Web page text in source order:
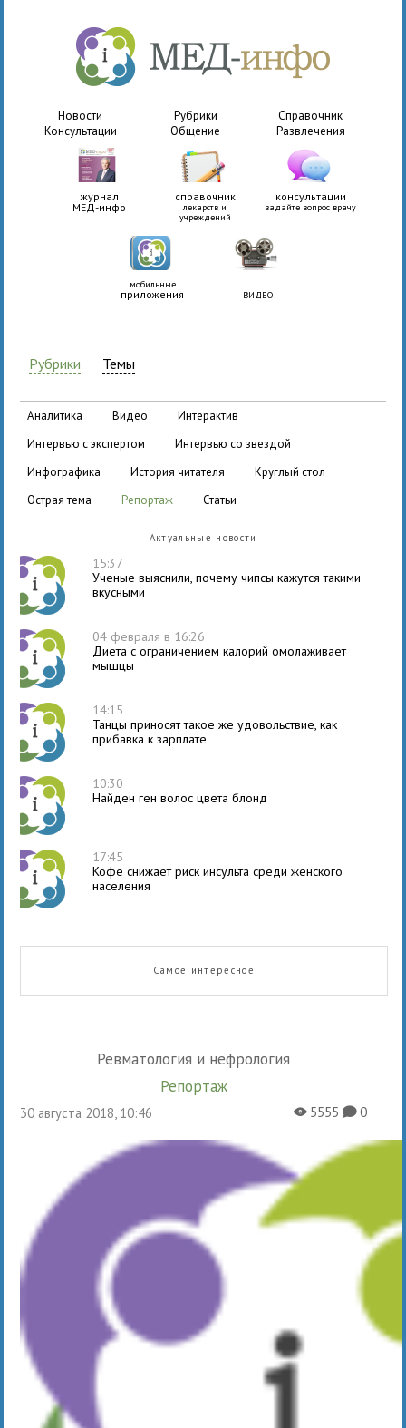
Новости Рубрики
Справочник
Консультации
Общение Развлечения
журнал
МЕД-инфо
справочник
лекарств и
учреждений
консультации
задайте вопрос врачу
мобильные
приложения ВИДЕО
Рубрики Темы
аналитика видео
интерактив
интервью с экспертом
интервью со звездой
инфографика
история читателя
круглый стол
острая тема
репортаж статьи
Актуальные новости
15:37
Ученые выяснили, почему чипсы кажутся такими
вкусными
04 февраля в 16:26
Диета с ограничением калорий омолаживает
мышцы
14:15
Танцы приносят такое же удовольствие, как
прибавка к зарплате
10:30
Найден ген волос цвета блонд
17:45
Кофе снижает риск инсульта среди женского
населения
Самое интересное
Ревматология и нефрология
Репортаж
30 августа 2018, 10:46 X5555K0